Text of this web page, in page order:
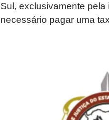
Sul, exclusivamente
necessário pagar uma